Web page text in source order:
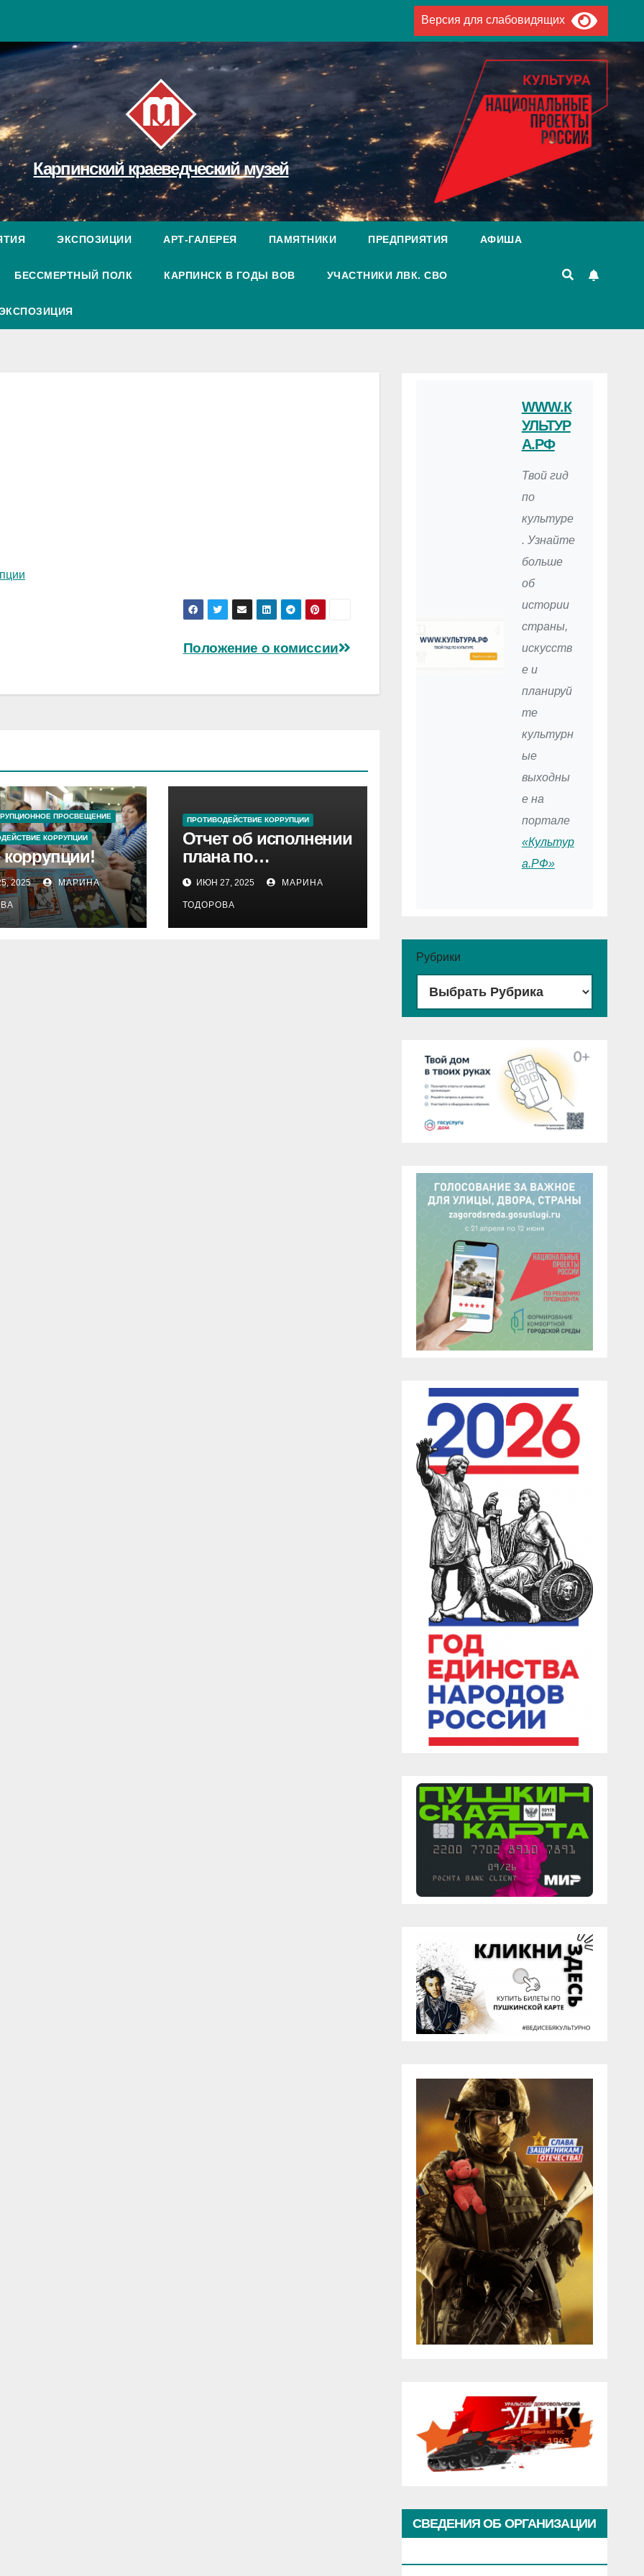
Версия для слабовидящих
Карпинский краеведческий музей
ЭКСПОЗИЦИИ АРТ-ГАЛЕРЕЯ ПАМЯТНИКИ ПРЕДПРИЯТИЯ АФИША
БЕССМЕРТНЫЙ ПОЛК КАРПИНСК В ГОДЫ ВОВ УЧАСТНИКИ ЛВК. СВО
ЭКСПОЗИЦИЯ
WWW.К
УЛЬТУР
А.РФ
Твой гид
по
культуре
. Узнайте
больше
об
истории
страны,
искусств
е и
планируй
те
культурн
ые
выходны
е на
портале
«Культур
а.РФ»
Рубрики
СВЕДЕНИЯ ОБ ОРГАНИЗАЦИИ
Положение о комиссии
ПРОСВЕЩЕНИЕ
КОРРУПЦИИ
2025 МАРИНА
ПРОТИВОДЕЙСТВИЕ КОРРУПЦИИ
Отчет об исполнении
плана по
противодействию
коррупции за I-е
полугодие 2025 года
ИЮН 27, 2025 МАРИНА
ТОДОРОВА